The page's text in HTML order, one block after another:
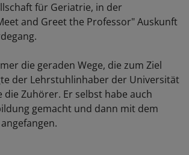
für Geriatrie, in der
and Greet the Professor" Auskunft
die geraden Wege, die zum Ziel
der Lehrstuhlinhaber der Universität
Zuhörer. Er selbst habe auch
gemacht und dann mit dem